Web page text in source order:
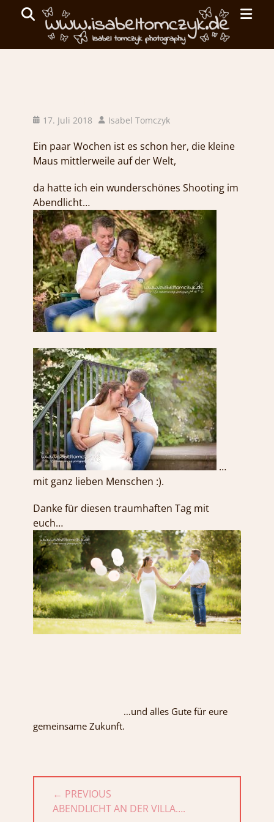
PHOTOGRAPHY
emotionale
Fotografie
Menu
Search
Posted
17. Juli 2018 Author
Isabel Tomczyk
Ein paar Wochen ist es schon her, die kleine
Maus mittlerweile auf der Welt,
da hatte ich ein wunderschönes Shooting im
Abendlicht…
…
mit ganz lieben Menschen :).
Danke für diesen traumhaften Tag mit
euch…
…und alles Gute für eure
gemeinsame Zukunft.
Beitragsnavigation
← PREVIOUS
PREVIOUS
ABENDLICHT AN DER VILLA….